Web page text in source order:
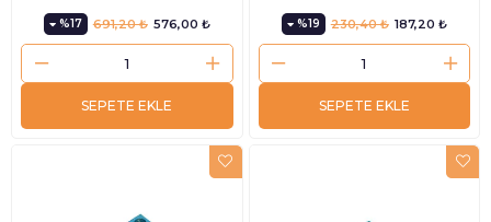
%17 576,00 ₺
691,20 ₺
SEPETE EKLE
%19 187,20 ₺
230,40 ₺
SEPETE EKLE